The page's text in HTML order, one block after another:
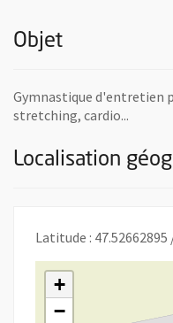
Objet
Gymnastique d'entretien
stretching, cardio...
Localisation
Latitude :
+
−